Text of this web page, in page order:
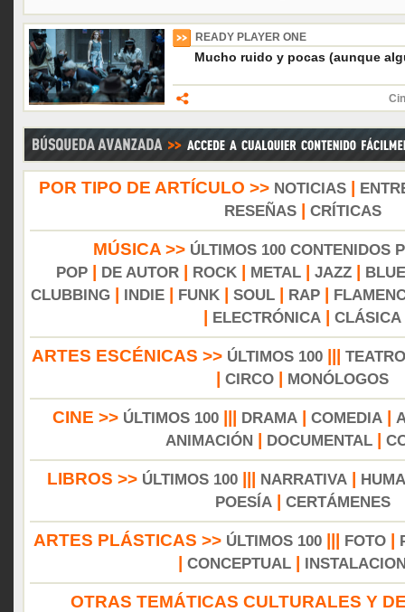
READY PLAYER ONE
Mucho ruido y pocas (aunque
POR TIPO DE ARTÍCULO >> NOTICIAS|
RESEÑAS| CRÍTICAS
MÚSICA >> ÚLTIMOS 100 CONTENIDOS
POP
DE AUTOR ROCK METAL JAZZ
CLUBBING
INDIE FUNK SOUL RAP
ELECTRÓNICA CLÁSICA
ARTES ESCÉNICAS >> ÚLTIMOS 100||| TEATRO
CIRCO MONÓLOGOS
CINE >> ÚLTIMOS 100 DRAMA COMEDIA
ANIMACIÓN
DOCUMENTAL|
LIBROS >> ÚLTIMOS 100 NARRATIVA
POESÍA| CERTÁMENES
ARTES PLÁSTICAS >> ÚLTIMOS 100 FOTO
CONCEPTUAL
OTRAS TEMÁTICAS CULTURALES Y